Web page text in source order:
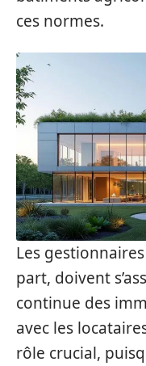
ces normes.
Les
part, doivent
continue des
avec les
rôle crucial,